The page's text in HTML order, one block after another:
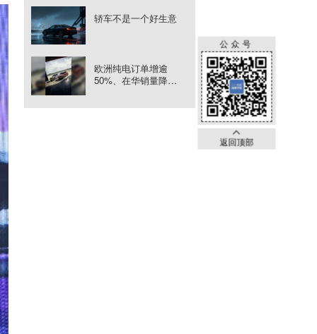
公众号
返回顶部
轿车不是一个好生意
欧洲纯电订单增逾
50%、在华销量降